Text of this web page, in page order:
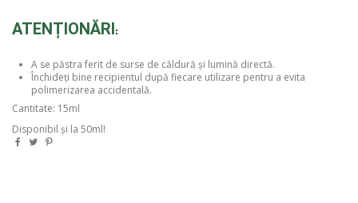
ATENȚIONĂRI:
A se păstra ferit de surse de căldură și lumină directă.
Închideți bine recipientul după fiecare utilizare pentru a evita
polimerizarea accidentală.
Cantitate: 15ml
Disponibil și la 50ml!